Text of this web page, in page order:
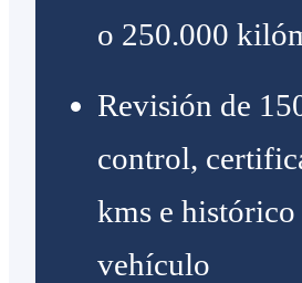
o 250.000
Revisión de
control,
kms e histórico
vehículo